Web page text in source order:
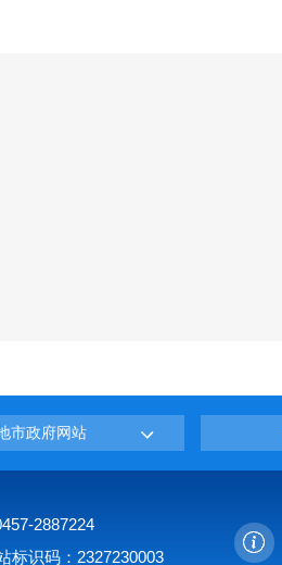
市政府网站
2887224
标识码：2327230003